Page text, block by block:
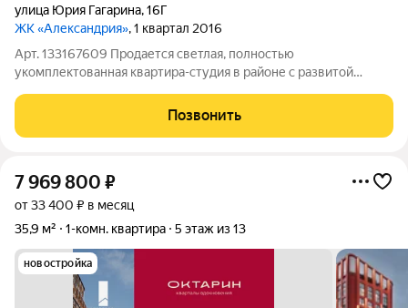
улица Юрия Гагарина,16Г
ЖК «Александрия», 1 квартал 2016
Арт. 133167609 Продается светлая, полностью
укомплектованная квартира-студия в районе с развитой
ХАРАКТЕРИСТИКИ ДОМА И КВАРТИРЫ:Адрес: ул. Юрия
Гагарина. Дом: Монолитный, 2015 года постройки. Этаж: 6 из
Позвонить
7 969 800 ₽
от 33 400 ₽ в месяц
35,9 м²
1-комн. квартира 5 этаж из 13
новостройка